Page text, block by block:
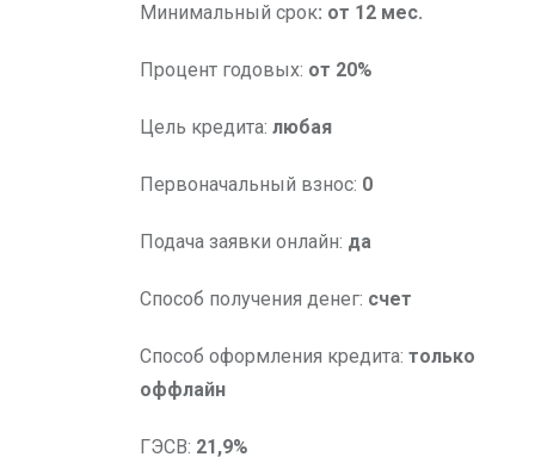
Минимальный срок: от 12 мес.
Процент годовых: от 20%
Цель кредита: любая
Первоначальный взнос: 0
Подача заявки онлайн: да
Способ получения денег: счет
Способ оформления кредита: только
оффлайн
ГЭСВ: 21,9%